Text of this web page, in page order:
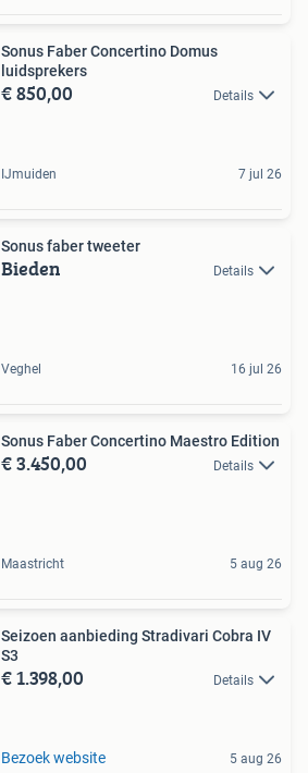
Sonus Faber Concertino Domus
luidsprekers
€ 850,00 Details
IJmuiden 7 jul 26
Sonus faber tweeter
Bieden Details
Veghel 16 jul 26
Sonus Faber Concertino Maestro Edition
€ 3.450,00 Details
Maastricht 5 aug 26
Seizoen aanbieding Stradivari Cobra IV
S3
€ 1.398,00 Details
Bezoek website 5 aug 26